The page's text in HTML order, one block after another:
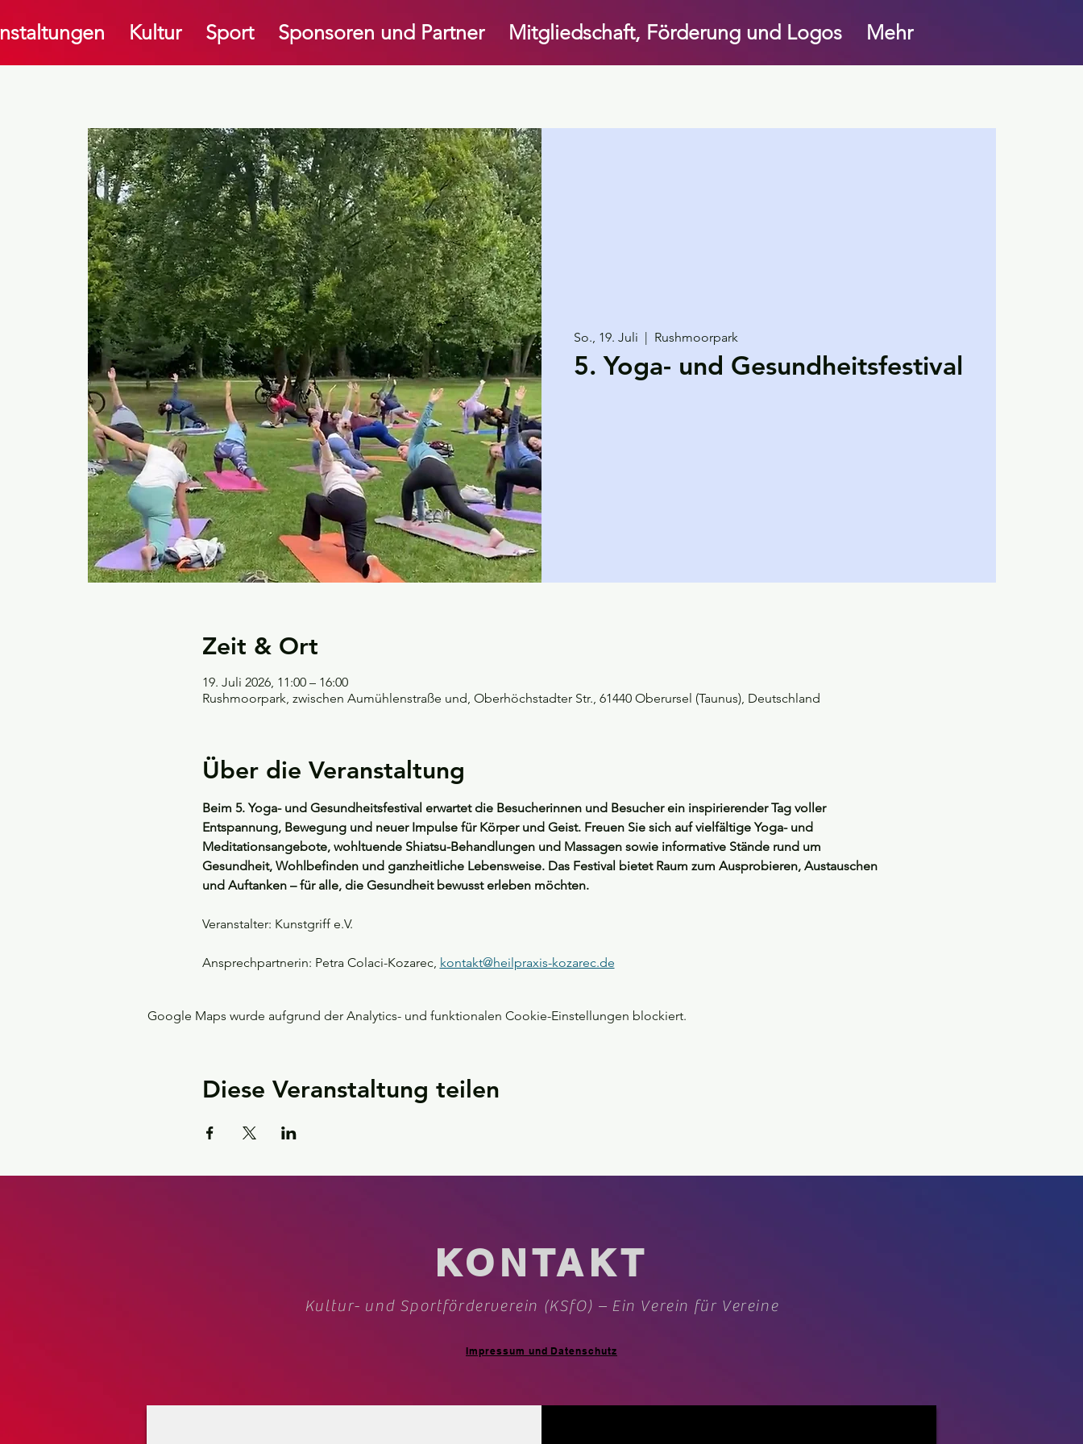
Kultur Sport Sponsoren und Partner Mitgliedschaft, Förderung und Logos Mehr
So., 19. Juli Rushmoorpark
5. Yoga- und Gesundheitsfestival
Zeit & Ort
19. Juli 2026, 11:00 – 16:00
Rushmoorpark, zwischen Aumühlenstraße und, Oberhöchstadter Str., 61440 Oberursel (Taunus), Deutschland
Über die Veranstaltung
Beim 5. Yoga- und Gesundheitsfestival erwartet die Besucherinnen und Besucher ein inspirierender Tag voller
Entspannung, Bewegung und neuer Impulse für Körper und Geist. Freuen Sie sich auf vielfältige Yoga- und
Meditationsangebote, wohltuende Shiatsu-Behandlungen und Massagen sowie informative Stände rund um
Gesundheit, Wohlbefinden und ganzheitliche Lebensweise. Das Festival bietet Raum zum Ausprobieren, Austauschen
und Auftanken – für alle, die Gesundheit bewusst erleben möchten.
Veranstalter: Kunstgriff e.V.
Ansprechpartnerin: Petra Colaci-Kozarec, kontakt@heilpraxis-kozarec.de
Google Maps wurde aufgrund der Analytics- und funktionalen Cookie-Einstellungen blockiert.
Diese Veranstaltung teilen
KONTAKT
Kultur- und Sportförderverein (KSfO) – Ein Verein für Vereine
Impressum und Datenschutz